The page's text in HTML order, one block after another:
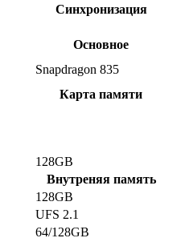
Синхронизация
Основное
Snapdragon 835
Карта памяти
128GB
Внутреняя память
128GB
UFS 2.1
64/128GB